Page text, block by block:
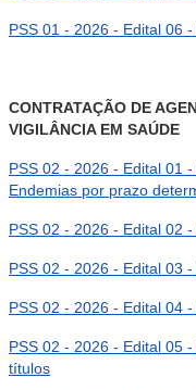
PSS 01 - 2026 - Edital 06
CONTRATAÇÃO DE
VIGILÂNCIA EM SAÚDE
PSS 02 - 2026 - Edital 01
Endemias por prazo
PSS 02 - 2026 - Edital 02
PSS 02 - 2026 - Edital 03
PSS 02 - 2026 - Edital 04
PSS 02 - 2026 - Edital 05
títulos